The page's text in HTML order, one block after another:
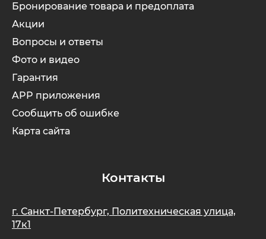
Бронирование товара и предоплата
Акции
Вопросы и ответы
Фото и видео
Гарантия
APP приложения
Сообщить об ошибке
Карта сайта
Контакты
г. Санкт-Петербург, Политехническая улица,
17к1